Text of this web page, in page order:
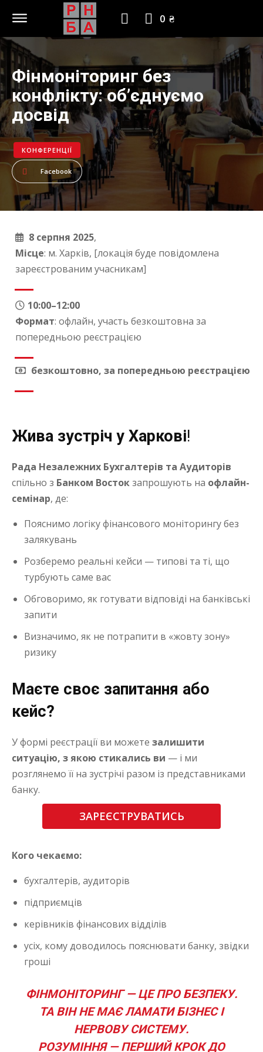
0 ₴
Фінмоніторинг без
конфлікту: обʼєднуємо
досвід
КОНФЕРЕНЦІЇ
Facebook
8 серпня 2025,
Місце: м. Харків, [локація буде повідомлена
зареєстрованим учасникам]
10:00–12:00
Формат: офлайн, участь безкоштовна за
попередньою реєстрацією
безкоштовно, за попередньою реєстрацією
Жива зустріч у Харкові!
Рада Незалежних Бухгалтерів та Аудиторів
спільно з Банком Востокзапрошують на офлайн-
семінар, де:
Пояснимо логіку фінансового моніторингу без
залякувань
Розберемо реальні кейси — типові та ті, що
турбують саме вас
Обговоримо, як готувати відповіді на банківські
запити
Визначимо, як не потрапити в «жовту зону»
ризику
Маєте своє запитання або
кейс?
У формі реєстрації ви можете залишити
ситуацію, з якою стикались ви — і ми
розглянемо її на зустрічі разом із представниками
банку.
ЗАРЕЄСТРУВАТИСЬ
Кого чекаємо:
бухгалтерів, аудиторів
підприємців
керівників фінансових відділів
усіх, кому доводилось пояснювати банку, звідки
гроші
ФІНМОНІТОРИНГ — ЦЕ ПРО БЕЗПЕКУ.
ТА ВІН НЕ МАЄ ЛАМАТИ БІЗНЕС І
НЕРВОВУ СИСТЕМУ.
РОЗУМІННЯ — ПЕРШИЙ КРОК ДО